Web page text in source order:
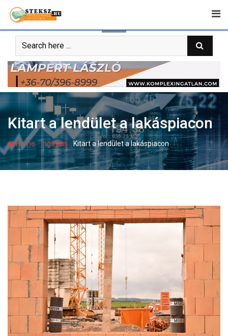
content
Kitart a lendület a lakáspiacon
Home-Ingatlan -Kitart a lendület a lakáspiacon